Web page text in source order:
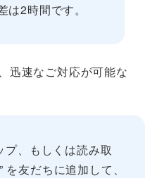
は2時間です。
迅速なご対応が可能な
、もしくは読み取
友だちに追加して、